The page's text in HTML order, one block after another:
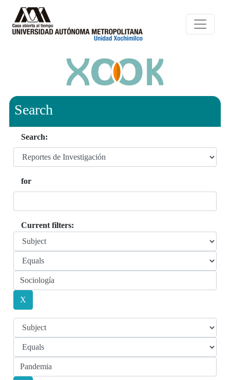
Search
Search:
for
Current filters: